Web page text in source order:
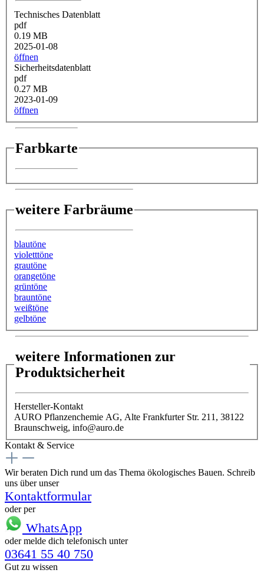
Technisches Datenblatt
pdf
0.19 MB
2025-01-08
öffnen
Sicherheitsdatenblatt
pdf
0.27 MB
2023-01-09
öffnen
Farbkarte
weitere Farbräume
blautöne
violetttöne
grautöne
orangetöne
grüntöne
brauntöne
weißtöne
gelbtöne
weitere Informationen zur
Produktsicherheit
Hersteller-Kontakt
AURO Pflanzenchemie AG, Alte Frankfurter Str. 211, 38122
Braunschweig, info@auro.de
Kontakt & Service
Wir beraten Dich rund um das Thema ökologisches Bauen. Schreib
uns über unser
Kontaktformular
oder per
WhatsApp
oder melde dich telefonisch unter
03641 55 40 750
Gut zu wissen